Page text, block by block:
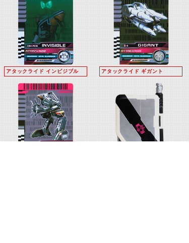
アタックライド インビジブル アタックライド ギガント